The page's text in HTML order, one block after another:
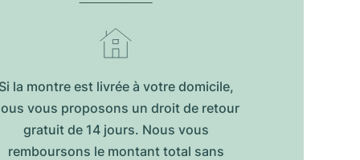
la montre est livrée à votre domicile,
vous proposons un droit de retour
gratuit de 14 jours. Nous vous
remboursons le montant total sans